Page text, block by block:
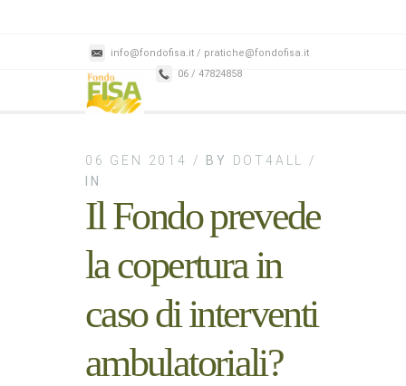
info@fondofisa.it / pratiche@fondofisa.it
06 / 47824858
06 GEN 2014 / BY
DOT4ALL /
IN
Il Fondo prevede
la copertura in
caso di interventi
ambulatoriali?